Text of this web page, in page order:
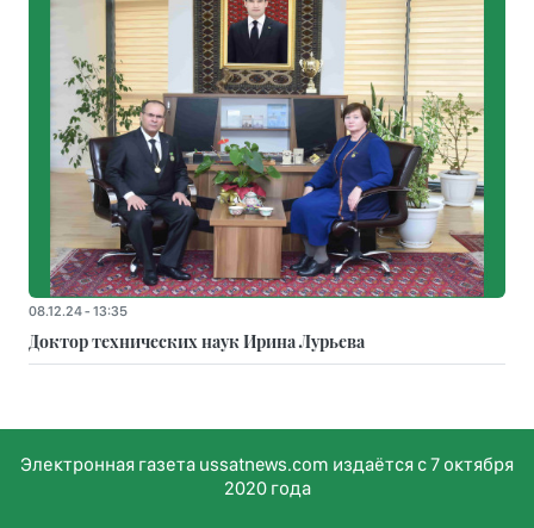
08.12.24 - 13:35
Доктор технических наук Ирина Лурьева
Электронная газета ussatnews.com издаётся с 7 октября
2020 года